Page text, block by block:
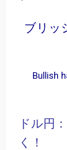
ブリッ
Bullish
ドル円
く！